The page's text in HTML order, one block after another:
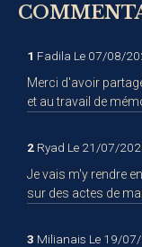
1 Fadila Le 07/08/
Merci d'avoir
et au travail de
2 Ryad Le 21/07/
Je vais m'y rendre
sur des actes de
3 Milianais Le 19/